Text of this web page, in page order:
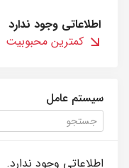
اطلاعاتی وجود ندارد
کمترین محبوبیت
سیستم عامل
اطلاعاتی وجود ندارد.